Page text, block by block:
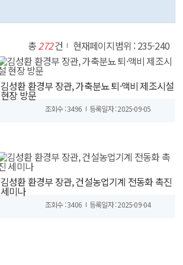
총272건 현재페이지범위 : 235-240
김성환 환경부 장관, 가축분뇨 퇴·액비 제조시설
현장 방문
조회수 : 3496 등록일자 : 2025-09-05
김성환 환경부 장관, 건설농업기계 전동화 촉진
세미나
조회수 : 3406 등록일자 : 2025-09-04